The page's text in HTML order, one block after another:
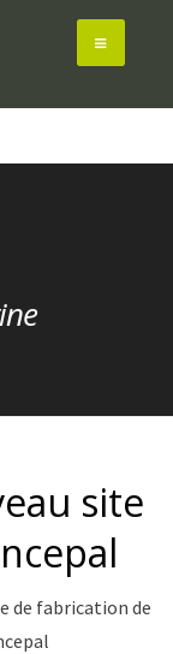
site
de fabrication de